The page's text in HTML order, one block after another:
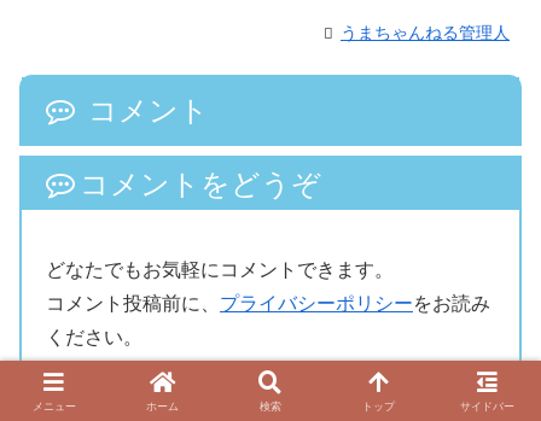
うまちゃんねる管理人
コメント
コメントをどうぞ
どなたでもお気軽にコメントできます。
コメント投稿前に、 プライバシーポリシーをお読み
ください。
名前
メニュー ホーム 検索 トップ サイドバー